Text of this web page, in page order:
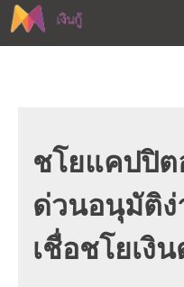
Skip
to
เงินสด แล
ชโยแคปปิต
ด่วนอนุมัติ
เชื่อชโยเงิ